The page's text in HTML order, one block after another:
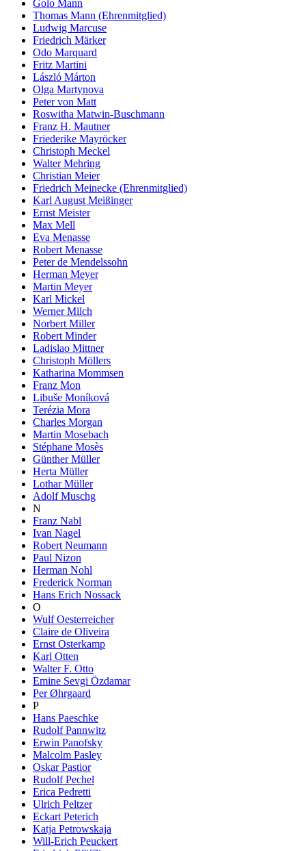
Golo Mann
Thomas Mann (Ehrenmitglied)
Ludwig Marcuse
Friedrich Märker
Odo Marquard
Fritz Martini
László Márton
Olga Martynova
Peter von Matt
Roswitha Matwin-Buschmann
Franz H. Mautner
Friederike Mayröcker
Christoph Meckel
Walter Mehring
Christian Meier
Friedrich Meinecke (Ehrenmitglied)
Karl August Meißinger
Ernst Meister
Max Mell
Eva Menasse
Robert Menasse
Peter de Mendelssohn
Herman Meyer
Martin Meyer
Karl Mickel
Werner Milch
Norbert Miller
Robert Minder
Ladislao Mittner
Christoph Möllers
Katharina Mommsen
Franz Mon
Libuše Moníková
Terézia Mora
Charles Morgan
Martin Mosebach
Stéphane Mosès
Günther Müller
Herta Müller
Lothar Müller
Adolf Muschg
N
Franz Nabl
Ivan Nagel
Robert Neumann
Paul Nizon
Herman Nohl
Frederick Norman
Hans Erich Nossack
O
Wulf Oesterreicher
Claire de Oliveira
Ernst Osterkamp
Karl Otten
Walter F. Otto
Emine Sevgi Özdamar
Per Øhrgaard
P
Hans Paeschke
Rudolf Pannwitz
Erwin Panofsky
Malcolm Pasley
Oskar Pastior
Rudolf Pechel
Erica Pedretti
Ulrich Peltzer
Eckart Peterich
Katja Petrowskaja
Will-Erich Peuckert